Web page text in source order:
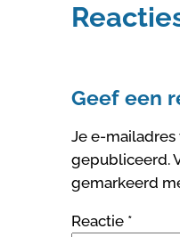
Geef een
Je e-
gepubliceerd.
gemarkeerd
Reactie *